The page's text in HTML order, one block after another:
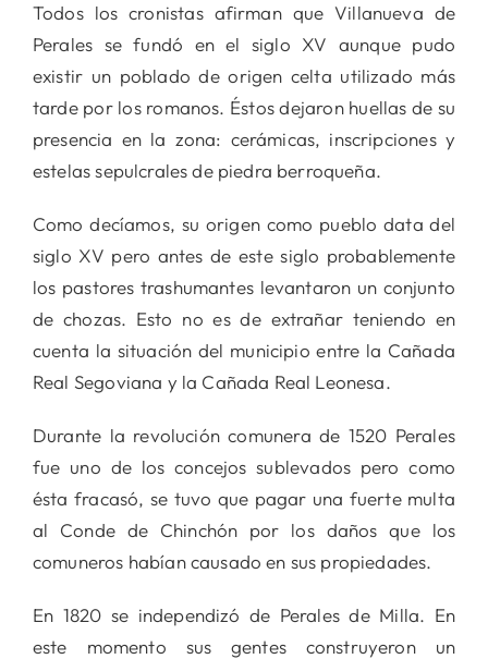
Todos los cronistas afirman que Villanueva de
Perales se fundó en el siglo XV aunque pudo
existir un poblado de origen celta utilizado más
tarde por los romanos. Éstos dejaron huellas de su
presencia en la zona: cerámicas, inscripciones y
estelas sepulcrales de piedra berroqueña.
Como decíamos, su origen como pueblo data del
siglo XV pero antes de este siglo probablemente
los pastores trashumantes levantaron un conjunto
de chozas. Esto no es de extrañar teniendo en
cuenta la situación del municipio entre la Cañada
Real Segoviana y la Cañada Real Leonesa.
Durante la revolución comunera de 1520 Perales
fue uno de los concejos sublevados pero como
ésta fracasó, se tuvo que pagar una fuerte multa
al Conde de Chinchón por los daños que los
comuneros habían causado en sus propiedades.
En 1820 se independizó de Perales de Milla. En
este momento sus gentes construyeron un